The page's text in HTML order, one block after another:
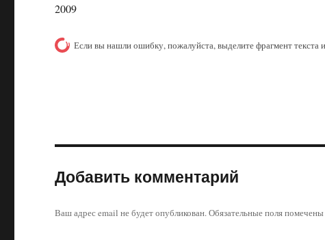
2009
Если вы нашли ошибку, пожалуйста, выделите фрагмент текста
Добавить комментарий
Ваш адрес email не будет опубликован.Обязательные поля помечены